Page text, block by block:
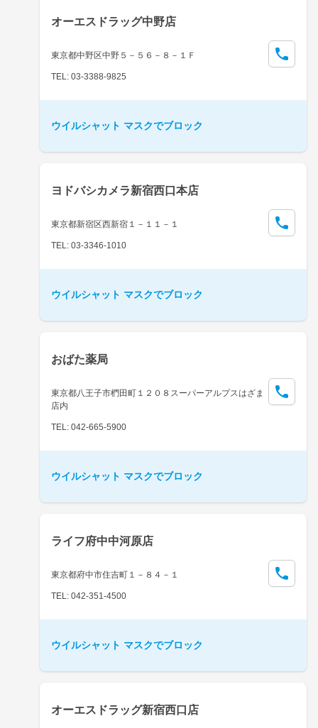
オーエスドラッグ中野店
東京都中野区中野５－５６－８－１Ｆ
TEL: 03-3388-9825
ウイルシャット マスクでブロック
ヨドバシカメラ新宿西口本店
東京都新宿区西新宿１－１１－１
TEL: 03-3346-1010
ウイルシャット マスクでブロック
おばた薬局
東京都八王子市椚田町１２０８スーパーアルプスはざま
店内
TEL: 042-665-5900
ウイルシャット マスクでブロック
ライフ府中中河原店
東京都府中市住吉町１－８４－１
TEL: 042-351-4500
ウイルシャット マスクでブロック
オーエスドラッグ新宿西口店